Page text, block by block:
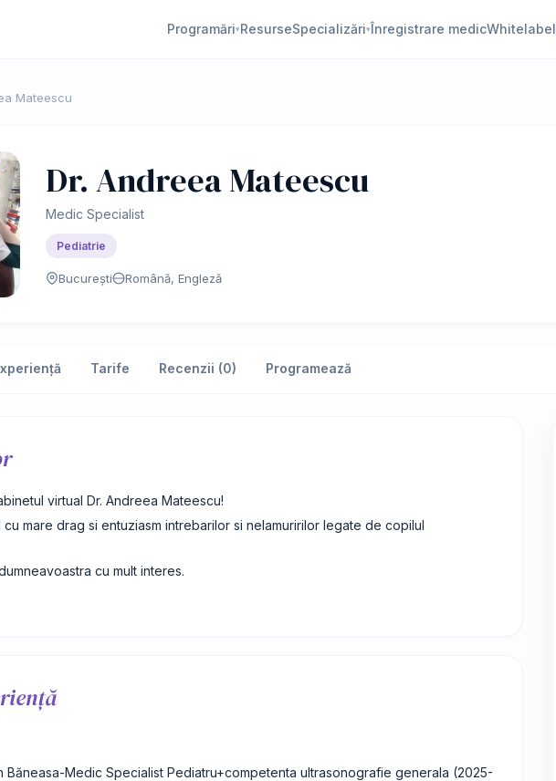
Programări▾ResurseSpecializări▾Înregistrare medicWhitelabel
Mateescu
Dr. Andreea Mateescu
Medic Specialist
Pediatrie
București Română, Engleză
Tarife Recenzii (0) Programează
virtual Dr. Andreea Mateescu!
mare drag si entuziasm intrebarilor si nelamuririlor legate de copilul
cu mult interes.
Băneasa-Medic Specialist Pediatru+competenta ultrasonografie generala (2025-